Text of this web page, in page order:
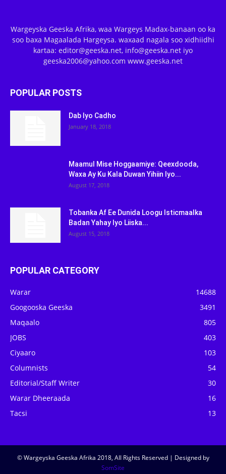
Wargeyska Geeska Afrika, waa Wargeys Madax-banaan oo ka
soo baxa Magaalada Hargeysa. waxaad nagala soo xidhiidhi
kartaa: editor@geeska.net, info@geeska.net iyo
geeska2006@yahoo.com www.geeska.net
POPULAR POSTS
Dab Iyo Cadho
January 18, 2018
Maamul Mise Hoggaamiye: Qeexdooda,
Waxa Ay Ku Kala Duwan Yihiin Iyo...
August 17, 2018
Tobanka Af Ee Dunida Loogu Isticmaalka
Badan Yahay Iyo Liiska...
August 15, 2018
POPULAR CATEGORY
Warar
14688
Googooska Geeska
3491
Maqaalo
805
JOBS
403
Ciyaaro
103
Columnists
54
Editorial/Staff Writer
30
Warar Dheeraada
16
Tacsi
13
© Wargeyska Geeska Afrika 2018, All Rights Reserved | Designed by
SomSite